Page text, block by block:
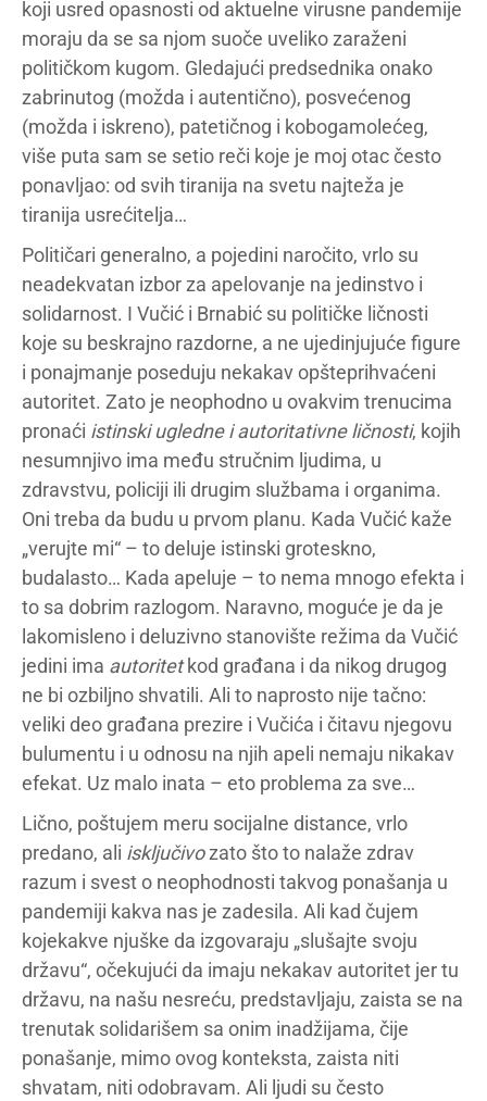
koji usred opasnosti od aktuelne virusne pandemije
moraju da se sa njom suoče uveliko zaraženi
političkom kugom. Gledajući predsednika onako
zabrinutog (možda i autentično), posvećenog
(možda i iskreno), patetičnog i kobogamolećeg,
više puta sam se setio reči koje je moj otac često
ponavljao: od svih tiranija na svetu najteža je
tiranija usrećitelja…
Političari generalno, a pojedini naročito, vrlo su
neadekvatan izbor za apelovanje na jedinstvo i
solidarnost. I Vučić i Brnabić su političke ličnosti
koje su beskrajno razdorne, a ne ujedinjujuće figure
i ponajmanje poseduju nekakav opšteprihvaćeni
autoritet. Zato je neophodno u ovakvim trenucima
pronaći istinski ugledne i autoritativne ličnosti, kojih
nesumnjivo ima među stručnim ljudima, u
zdravstvu, policiji ili drugim službama i organima.
Oni treba da budu u prvom planu. Kada Vučić kaže
„verujte mi“ – to deluje istinski groteskno,
budalasto… Kada apeluje – to nema mnogo efekta i
to sa dobrim razlogom. Naravno, moguće je da je
lakomisleno i deluzivno stanovište režima da Vučić
jedini ima autoritetkod građana i da nikog drugog
ne bi ozbiljno shvatili. Ali to naprosto nije tačno:
veliki deo građana prezire i Vučića i čitavu njegovu
bulumentu i u odnosu na njih apeli nemaju nikakav
efekat. Uz malo inata – eto problema za sve…
Lično, poštujem meru socijalne distance, vrlo
predano, ali isključivozato što to nalaže zdrav
razum i svest o neophodnosti takvog ponašanja u
pandemiji kakva nas je zadesila. Ali kad čujem
kojekakve njuške da izgovaraju „slušajte svoju
državu“, očekujući da imaju nekakav autoritet jer tu
državu, na našu nesreću, predstavljaju, zaista se na
trenutak solidarišem sa onim inadžijama, čije
ponašanje, mimo ovog konteksta, zaista niti
shvatam, niti odobravam. Ali ljudi su često